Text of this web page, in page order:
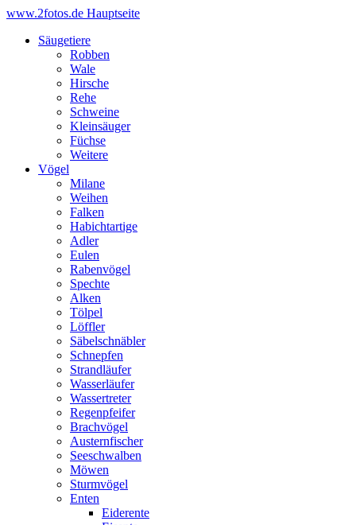
www.2fotos.de Hauptseite
Säugetiere
Robben
Wale
Hirsche
Rehe
Schweine
Kleinsäuger
Füchse
Weitere
Vögel
Milane
Weihen
Falken
Habichtartige
Adler
Eulen
Rabenvögel
Spechte
Alken
Tölpel
Löffler
Säbelschnäbler
Schnepfen
Strandläufer
Wasserläufer
Wassertreter
Regenpfeifer
Brachvögel
Austernfischer
Seeschwalben
Möwen
Sturmvögel
Enten
Eiderente